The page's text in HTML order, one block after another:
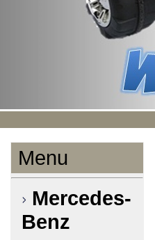
Menu
Mercedes-
Benz